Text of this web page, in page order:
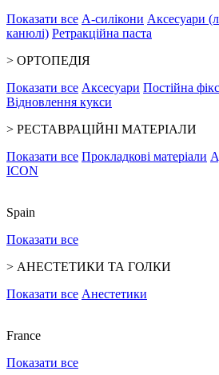
Показати все А-силікони Аксесуари
канюлі) Ретракційна паста
> ОРТОПЕДІЯ
Показати все Аксесуари Постійна
Відновлення кукси
> РЕСТАВРАЦІЙНІ МАТЕРІАЛИ
Показати все Прокладкові матеріали
ICON
Spain
Показати все
> АНЕСТЕТИКИ ТА ГОЛКИ
Показати все Анестетики
France
Показати все